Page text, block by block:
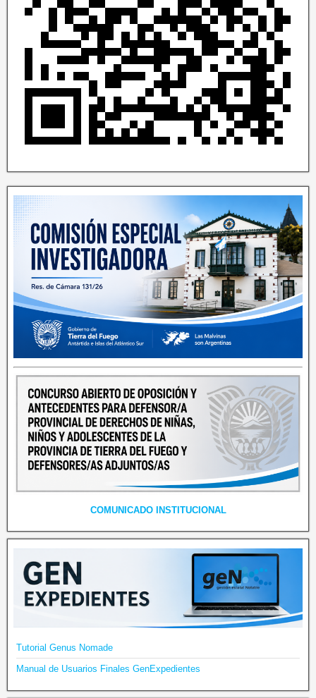
COMUNICADO INSTITUCIONAL
Tutorial Genus Nomade
Manual de Usuarios Finales GenExpedientes